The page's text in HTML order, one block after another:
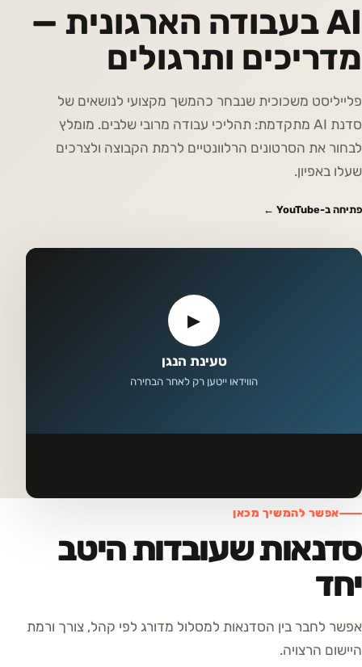
AI בעבודה הארגונית —
מדריכים ותרגולים
פלייליסט משכוכית שנבחר כהמשך מקצועי לנושאים של
סדנת AI מתקדמת: תהליכי עבודה מרובי שלבים. מומלץ
לבחור את הסרטונים הרלוונטיים לרמת הקבוצה ולצרכים
שעלו באפיון.
פתיחה ב-YouTube ←
▶
טעינת הנגן
הווידאו ייטען רק לאחר הבחירה
אפשר להמשיך מכאן
סדנאות שעובדות היטב
יחד
אפשר לחבר בין הסדנאות למסלול מדורג לפי קהל, צורך ורמת
היישום הרצויה.